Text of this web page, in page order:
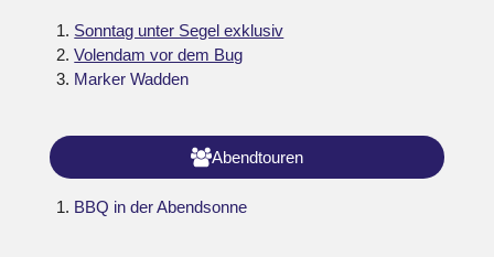
Sonntag unter Segel exklusiv
Volendam vor dem Bug
Marker Wadden
Abendtouren
BBQ in der Abendsonne